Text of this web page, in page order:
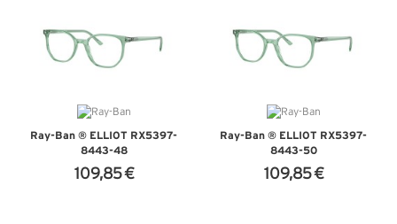
Ray-Ban ® ELLIOT RX5397-
8443-48
109,85 €
Ray-Ban ® ELLIOT RX5397-
8443-50
109,85 €